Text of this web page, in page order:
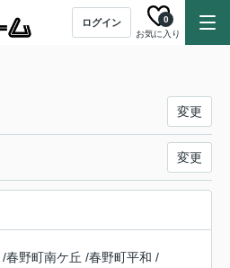
ログイン
お気に入り
0
変更
変更
/春野町南ケ丘 /春野町平和 /